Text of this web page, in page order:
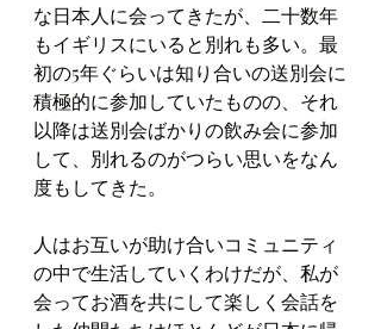
な日本人に会ってきたが、二十数年
もイギリスにいると別れも多い。最
初の5年ぐらいは知り合いの送別会に
積極的に参加していたものの、それ
以降は送別会ばかりの飲み会に参加
して、別れるのがつらい思いをなん
度もしてきた。
人はお互いが助け合いコミュニティ
の中で生活していくわけだが、私が
会ってお酒を共にして楽しく会話を